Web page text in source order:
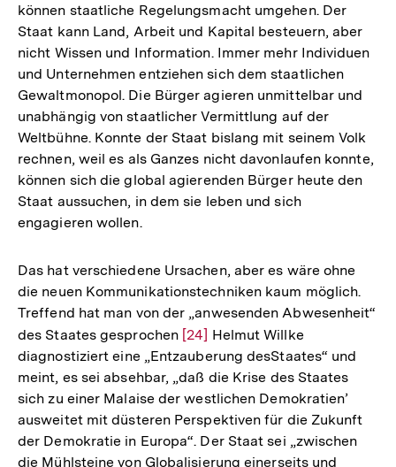
können staatliche Regelungsmacht umgehen. Der
Staat kann Land, Arbeit und Kapital besteuern, aber
nicht Wissen und Information. Immer mehr Individuen
und Unternehmen entziehen sich dem staatlichen
Gewaltmonopol. Die Bürger agieren unmittelbar und
unabhängig von staatlicher Vermittlung auf der
Weltbühne. Konnte der Staat bislang mit seinem Volk
rechnen, weil es als Ganzes nicht davonlaufen konnte,
können sich die global agierenden Bürger heute den
Staat aussuchen, in dem sie leben und sich
engagieren wollen.
Das hat verschiedene Ursachen, aber es wäre ohne
die neuen Kommunikationstechniken kaum möglich.
Treffend hat man von der „anwesenden Abwesenheit“
des Staates gesprochen Zur
Auflösung
der
Fußnote
[24] Helmut Willke
diagnostiziert eine „Entzauberung desStaates“ und
meint, es sei absehbar, „daß die Krise des Staates
sich zu einer Malaise der westlichen Demokratien’
ausweitet mit düsteren Perspektiven für die Zukunft
der Demokratie in Europa“. Der Staat sei „zwischen
die Mühlsteine von Globalisierung einerseits und